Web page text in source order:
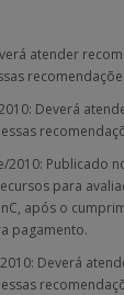
atender
Deverá
2010: Publicado
para
após o
pagamento.
Deverá